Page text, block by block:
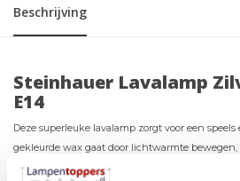
Beschrijving
Steinhauer Lavalamp
E14
Deze superleuke lavalamp zorgt voor een
gekleurde wax gaat door lichtwarmte bewegen,
krijgt.